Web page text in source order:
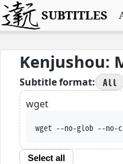
SUBTITLES
Kenjushou:
Subtitle format: All
wget
wget --no-glob --no-
Select all